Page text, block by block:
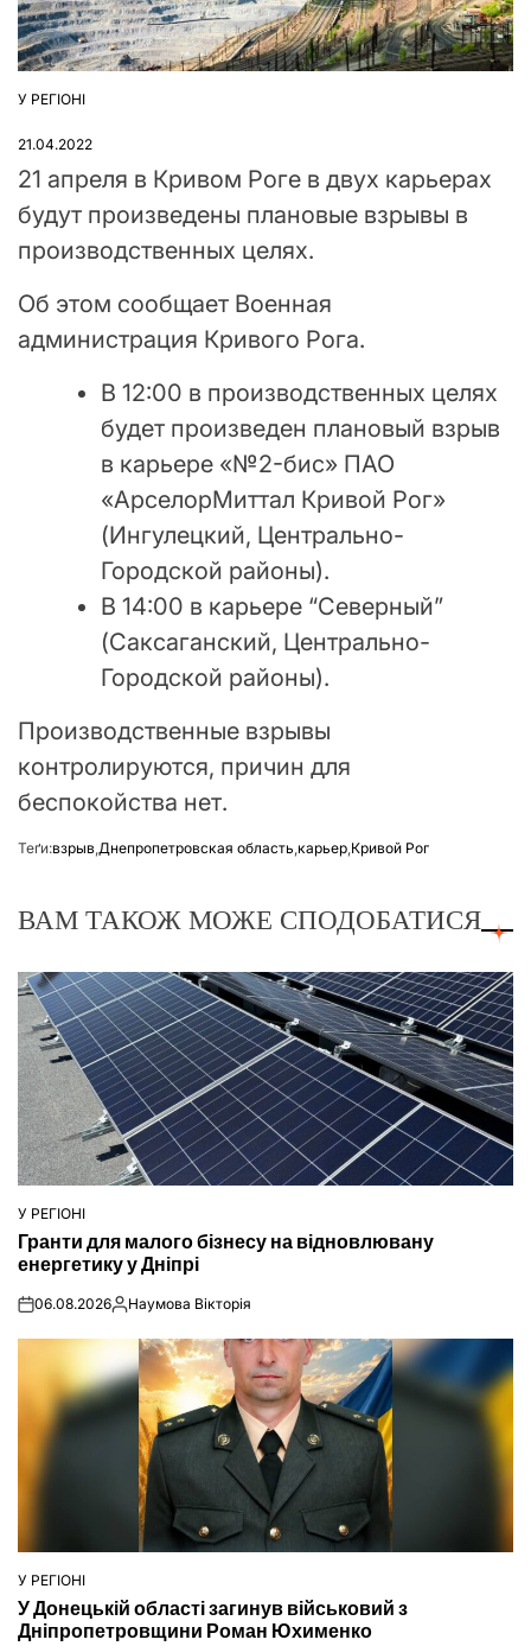
ОПУБЛІКУВАТИ
У РЕГІОНІ
21.04.2022
21 апреля в Кривом Роге в двух карьерах
будут произведены плановые взрывы в
производственных целях.
Об этом сообщает Военная
администрация Кривого Рога.
В 12:00 в производственных целях
будет произведен плановый взрыв
в карьере «№2-бис» ПАО
«АрселорМиттал Кривой Рог»
(Ингулецкий, Центрально-
Городской районы).
В 14:00 в карьере “Северный”
(Саксаганский, Центрально-
Городской районы).
Производственные взрывы
контролируются, причин для
беспокойства нет.
Теґи:взрыв Днепропетровская область карьер Кривой Рог
ВАМ ТАКОЖ МОЖЕ СПОДОБАТИСЯ
ОПУБЛІКУВАТИ
У РЕГІОНІ
Гранти для малого бізнесу на відновлювану
енергетику у Дніпрі
on06.08.2026Опубліковано
Наумова Вікторія
ОПУБЛІКУВАТИ
У
У РЕГІОНІ
У Донецькій області загинув військовий з
Дніпропетровщини Роман Юхименко